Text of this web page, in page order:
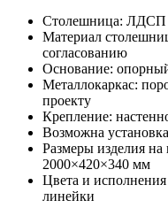
Столешница: ЛДСП
Материал
согласованию
Основание:
Металлокаркас:
проекту
Крепление:
Возможна
Размеры изделия
2000×420×340 мм
Цвета и
линейки